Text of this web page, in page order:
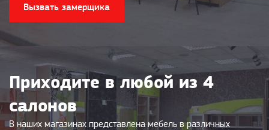
Вызвать замерщика
Приходите в любой из 4
салонов
В наших магазинах представлена мебель в различных